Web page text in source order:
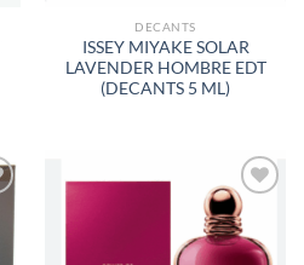
DECANTS
ISSEY MIYAKE SOLAR
LAVENDER HOMBRE EDT
(DECANTS 5 ML)
AÑADIR
A LA
LISTA